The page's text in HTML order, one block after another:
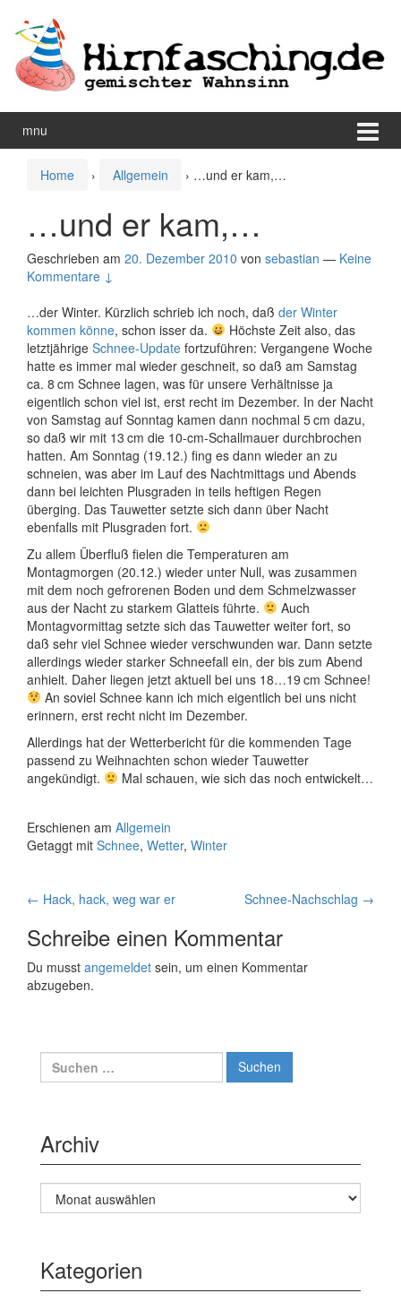
Inhalt
wechseln
Hauptmenü
springen
mnu
Home › Allgemein › …und er kam,…
…und er kam,…
Geschrieben am 20. Dezember 2010 von sebastian — Keine
Kommentare ↓
…der Winter. Kürzlich schrieb ich noch, daß der Winter
kommen könne, schon isser da.
Höchste Zeit also, das
letztjährige Schnee-Update fortzuführen: Vergangene Woche
hatte es immer mal wieder geschneit, so daß am Samstag
ca. 8 cm Schnee lagen, was für unsere Verhältnisse ja
eigentlich schon viel ist, erst recht im Dezember. In der Nacht
von Samstag auf Sonntag kamen dann nochmal 5 cm dazu,
so daß wir mit 13 cm die 10-cm-Schallmauer durchbrochen
hatten. Am Sonntag (19.12.) fing es dann wieder an zu
schneien, was aber im Lauf des Nachtmittags und Abends
dann bei leichten Plusgraden in teils heftigen Regen
überging. Das Tauwetter setzte sich dann über Nacht
ebenfalls mit Plusgraden fort.
Zu allem Überfluß fielen die Temperaturen am
Montagmorgen (20.12.) wieder unter Null, was zusammen
mit dem noch gefrorenen Boden und dem Schmelzwasser
aus der Nacht zu starkem Glatteis führte.
Auch
Montagvormittag setzte sich das Tauwetter weiter fort, so
daß sehr viel Schnee wieder verschwunden war. Dann setzte
allerdings wieder starker Schneefall ein, der bis zum Abend
anhielt. Daher liegen jetzt aktuell bei uns 18…19 cm Schnee!
An soviel Schnee kann ich mich eigentlich bei uns nicht
erinnern, erst recht nicht im Dezember.
Allerdings hat der Wetterbericht für die kommenden Tage
passend zu Weihnachten schon wieder Tauwetter
angekündigt.
Mal schauen, wie sich das noch entwickelt…
Erschienen am Allgemein
Getaggt mit Schnee, Wetter, Winter
Artikelnavigation
← Hack, hack, weg war er Schnee-Nachschlag →
Schreibe einen Kommentar
Du musst angemeldet sein, um einen Kommentar
abzugeben.
Suche
nach:
Archiv
Archiv
Kategorien